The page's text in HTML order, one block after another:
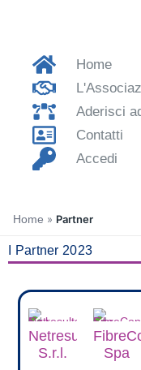
Home
Aderisci
Contatti
Accedi
Home » Partner
I Partner 2023
Netresults
S.r.l.
Spa